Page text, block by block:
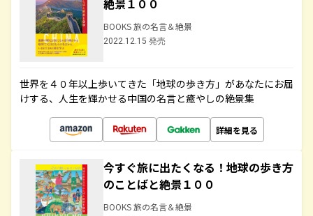
絶景１００
BOOKS 旅の名言＆絶景
2022.12.15 発売
世界を４０年以上歩いてきた「地球の歩き方」があなたにお届
けする、人生を輝かせる中国の名言と癒やしの絶景集
詳細を見る
今すぐ旅に出たくなる！地球の歩き方
のことばと絶景１００
BOOKS 旅の名言＆絶景